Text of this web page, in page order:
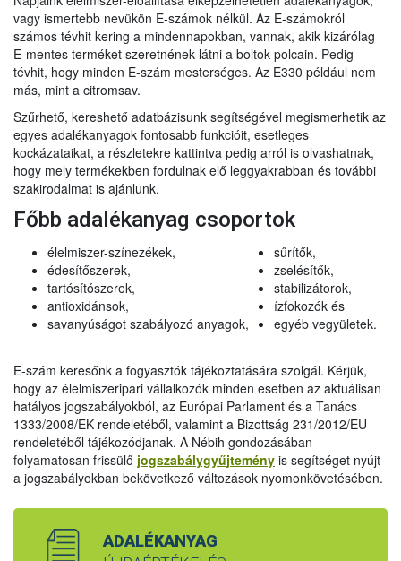
vagy ismertebb nevükön E-számok nélkül. Az E-számokról
számos tévhit kering a mindennapokban, vannak, akik kizárólag
E-mentes terméket szeretnének látni a boltok polcain. Pedig
tévhit, hogy minden E-szám mesterséges. Az E330 például nem
más, mint a citromsav.
Szűrhető, kereshető adatbázisunk segítségével megismerhetik az
egyes adalékanyagok fontosabb funkcióit, esetleges
kockázataikat, a részletekre kattintva pedig arról is olvashatnak,
hogy mely termékekben fordulnak elő leggyakrabban és további
szakirodalmat is ajánlunk.
Főbb adalékanyag csoportok
élelmiszer-színezékek,
édesítőszerek,
tartósítószerek,
antioxidánsok,
savanyúságot szabályozó anyagok,
sűrítők,
zselésítők,
stabilizátorok,
ízfokozók és
egyéb vegyületek.
E-szám keresőnk a fogyasztók tájékoztatására szolgál. Kérjük,
hogy az élelmiszeripari vállalkozók minden esetben az aktuálisan
hatályos jogszabályokból, az Európai Parlament és a Tanács
1333/2008/EK rendeletéből, valamint a Bizottság 231/2012/EU
rendeletéből tájékozódjanak. A Nébih gondozásában
folyamatosan frissülő jogszabálygyűjtemény is segítséget nyújt
a jogszabályokban bekövetkező változások nyomonkövetésében.
ADALÉKANYAG